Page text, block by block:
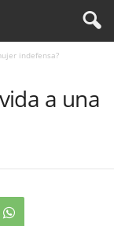
indefensa?
a una